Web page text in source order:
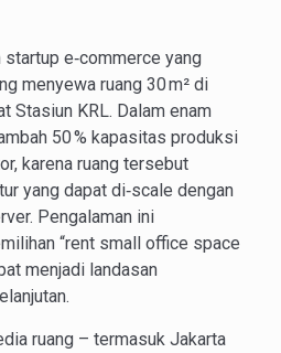
e‑commerce yang
menyewa ruang 30 m² di
Stasiun KRL. Dalam enam
50 % kapasitas produksi
karena ruang tersebut
yang dapat di‑scale dengan
Pengalaman ini
“rent small office space
menjadi landasan
ruang – termasuk Jakarta